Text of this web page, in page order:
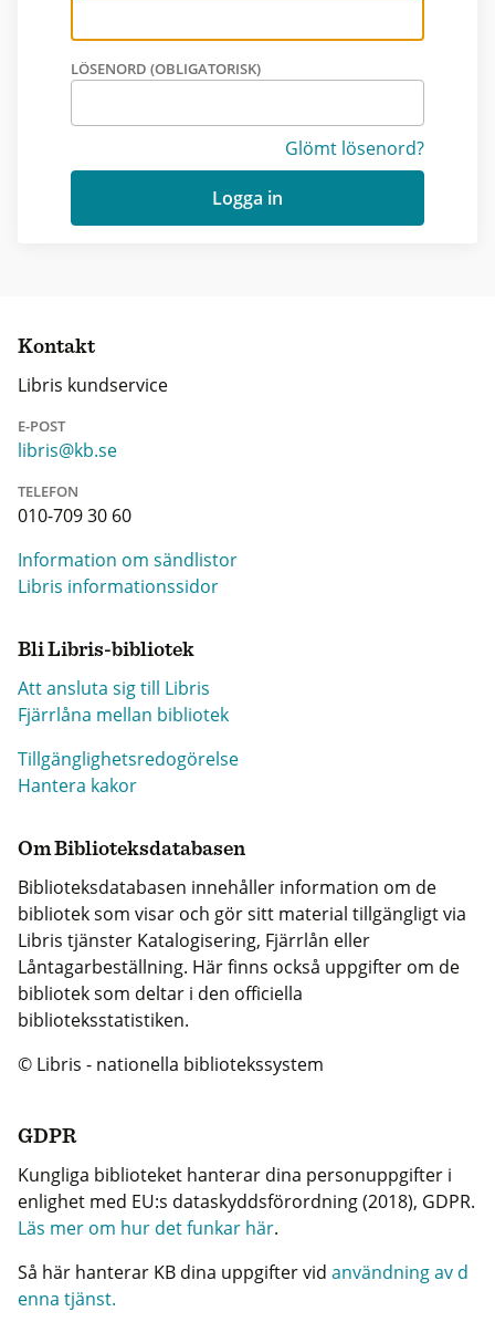
LÖSENORD (OBLIGATORISK)
Glömt lösenord?
Logga in
Kontakt
Libris kundservice
E-POST
libris@kb.se
TELEFON
010-709 30 60
Information om sändlistor
Libris informationssidor
Bli Libris-bibliotek
Att ansluta sig till Libris
Fjärrlåna mellan bibliotek
Tillgänglighetsredogörelse
Hantera kakor
Om Biblioteksdatabasen
Biblioteksdatabasen innehåller information om de
bibliotek som visar och gör sitt material tillgängligt via
Libris tjänster Katalogisering, Fjärrlån eller
Låntagarbeställning. Här finns också uppgifter om de
bibliotek som deltar i den officiella
biblioteksstatistiken.
© Libris - nationella bibliotekssystem
GDPR
Kungliga biblioteket hanterar dina personuppgifter i
enlighet med EU:s dataskyddsförordning (2018), GDPR.
Läs mer om hur det funkar här.
Så här hanterar KB dina uppgifter vid användning av d
enna tjänst.